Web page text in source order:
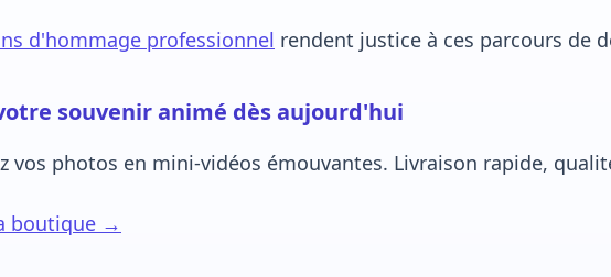
d'hommage professionnel rendent justice à ces parcours de
souvenir animé dès aujourd'hui
vos photos en mini-vidéos émouvantes. Livraison rapide,
boutique →